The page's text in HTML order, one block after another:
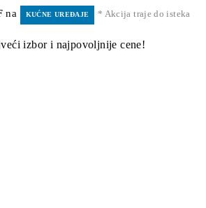
na KUĆNE UREĐAJE
* Akcija traje do isteka
izbor i najpovoljnije cene!